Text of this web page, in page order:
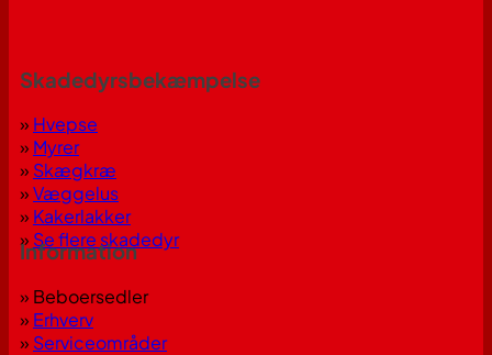
Skadedyrsbekæmpelse
» Hvepse
» Myrer
» Skægkræ
»Væggelus
» Kakerlakker
» Se flere skadedyr
Information
» Beboersedler
» Erhverv
» Serviceområder